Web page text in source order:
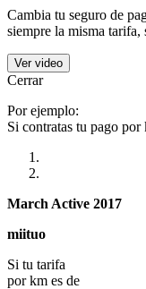
Cambia tu seguro de
siempre la misma
Ver video
Cerrar
Por ejemplo:
Si contratas tu pago
March Active 2017
miituo
Si tu tarifa
por km es de